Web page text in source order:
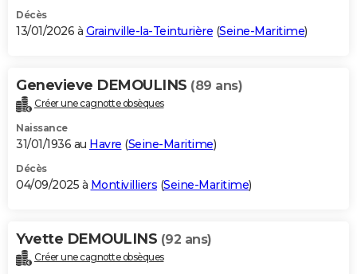
S'inscrire
Se connecter
Lycées
Collèges
Primaires
Universités
Entreprises
Service militaire
Avis de recherche
AVIS DE DÉCÈS
Bricolage
Lifestyle
Culture
Sport
Auto
Television
Voyage
Cinema
Décès
13/01/2026 à Grainville-la-Teinturière (Seine-Maritime)
Genevieve DEMOULINS (89 ans)
Créer une cagnotte obsèques
Naissance
31/01/1936 au Havre (Seine-Maritime)
Décès
04/09/2025 à Montivilliers (Seine-Maritime)
Yvette DEMOULINS (92 ans)
Créer une cagnotte obsèques